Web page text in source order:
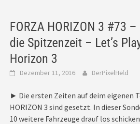
FORZA HORIZON 3 #73
die Spitzenzeit – Let’s
Horizon 3
Dezember 11, 2016 DerPixelHeld
► Die ersten Zeiten auf deim eigenen
HORIZON 3 sind gesetzt. In dieser
10 weitere Fahrzeuge drauf los